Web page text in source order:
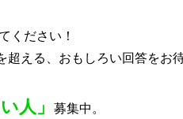
ください！
超える、おもしろい回答をお
人」 募集中。